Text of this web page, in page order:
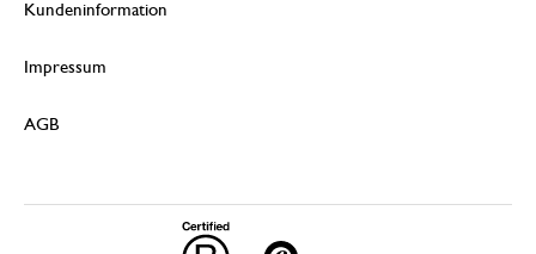
Kundeninformation
Impressum
AGB